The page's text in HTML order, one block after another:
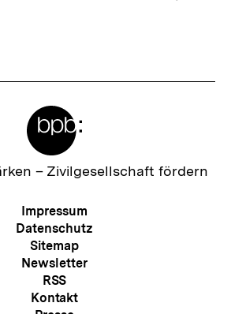
– Zivilgesellschaft fördern
Meta-
Navigation
Impressum
Datenschutz
Sitemap
Newsletter
RSS
Kontakt